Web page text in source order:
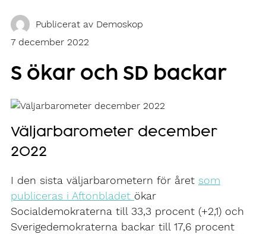
Publicerat av Demoskop
7 december 2022
S ökar och SD backar
Väljarbarometer december
2022
I den sista väljarbarometern för året som
publiceras i Aftonbladet ökar
Socialdemokraterna till 33,3 procent (+2,1) och
Sverigedemokraterna backar till 17,6 procent